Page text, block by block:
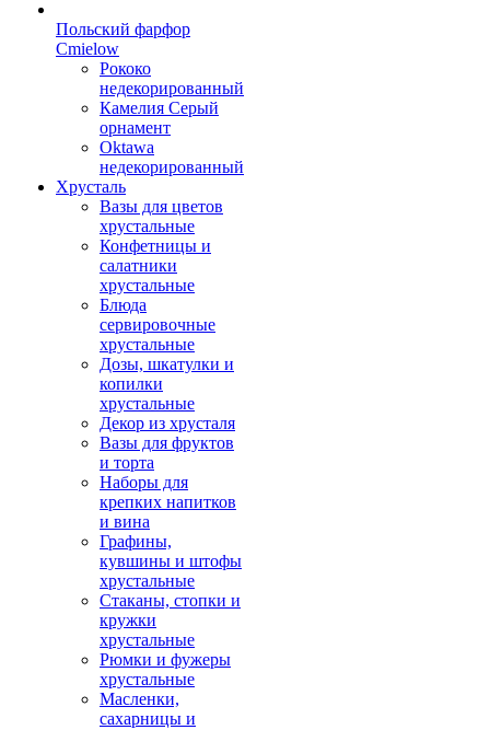
Польский фарфор
Сmielow
Рококо
недекорированный
Камелия Серый
орнамент
Oktawa
недекорированный
Хрусталь
Вазы для цветов
хрустальные
Конфетницы и
салатники
хрустальные
Блюда
сервировочные
хрустальные
Дозы, шкатулки и
копилки
хрустальные
Декор из хрусталя
Вазы для фруктов
и торта
Наборы для
крепких напитков
и вина
Графины,
кувшины и штофы
хрустальные
Стаканы, стопки и
кружки
хрустальные
Рюмки и фужеры
хрустальные
Масленки,
сахарницы и